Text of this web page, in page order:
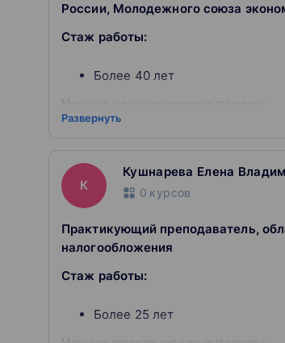
России, Молодежного союза
Стаж работы:
Более 40 лет
подготовка предпроверочного
выявление опасных схем
анализ проблемных
анализ налоговых рисков;
налогообложение физических
бухгалтерский и налоговый
малого бизнеса;
организация налогового
деятельности,
Развернуть
К
Кушнарева Елена
0 курсов
Практикующий преподаватель,
налогообложения
Стаж работы:
Более 25 лет